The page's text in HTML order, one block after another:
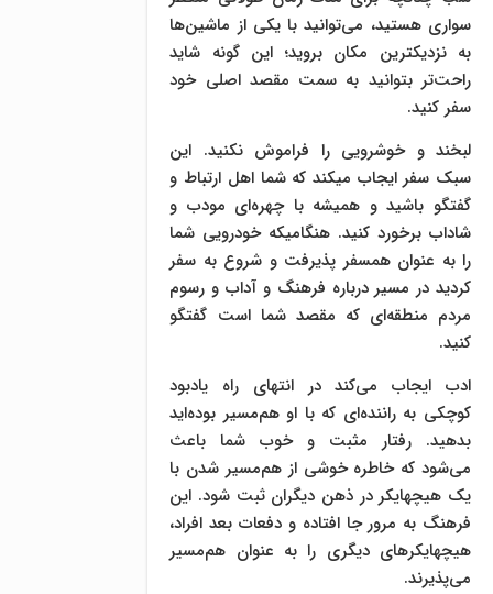
سواری هستید، می‌توانید با یکی از ماشین‌ها
به نزدیکترین مکان بروید؛ این گونه شاید
راحت‌تر بتوانید به سمت مقصد اصلی خود
سفر کنید.
لبخند و خوشرویی را فراموش نکنید. این
سبک سفر ایجاب میکند که شما اهل ارتباط و
گفتگو باشید و همیشه با چهره‌ای مودب و
شاداب برخورد کنید. هنگامیکه خودرویی شما
را به عنوان همسفر پذیرفت و شروع به سفر
کردید در مسیر درباره فرهنگ و آداب و رسوم
مردم منطقه‌ای که مقصد شما است گفتگو
کنید.
ادب ایجاب می‌کند در انتهای راه یادبود
کوچکی به راننده‌ای که با او هم‌مسیر بوده‌اید
بدهید. رفتار مثبت و خوب شما باعث
می‌شود که خاطره خوشی از هم‌مسیر شدن با
یک هیچهایکر در ذهن دیگران ثبت شود. این
فرهنگ به مرور جا افتاده و دفعات بعد افراد،
هیچهایکرهای دیگری را به عنوان هم‌مسیر
می‌پذیرند.